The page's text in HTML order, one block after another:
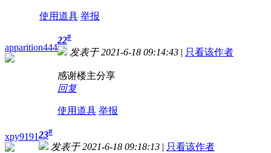
使用道具 举报
apparition444
22#
发表于 2021-6-18 09:14:43 | 只看该作者
感谢楼主分享
回复
使用道具 举报
xpy919123#
发表于 2021-6-18 09:18:13 | 只看该作者